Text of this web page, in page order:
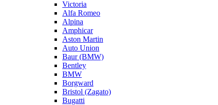
Victoria
Alfa Romeo
Alpina
Amphicar
Aston Martin
Auto Union
Baur (BMW)
Bentley
BMW
Borgward
Bristol (Zagato)
Bugatti